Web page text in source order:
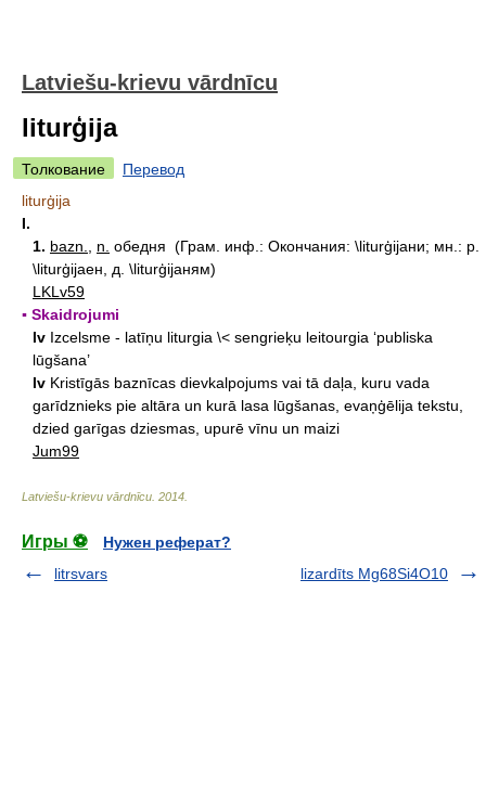
Latviešu-krievu vārdnīcu
liturģija
Толкование
Перевод
liturģija
I.
1. bazn. n. обедня (Грам. инф.: Окончания: \liturģijaни; мн.: р.
\liturģijaен, д. \liturģijaням)
LKLv59
▪ Skaidrojumi
lv Izcelsme - latīņu liturgia \< sengrieķu leitourgia ‘publiska
lūgšana’
lv Kristīgās baznīcas dievkalpojums vai tā daļa, kuru vada
garīdznieks pie altāra un kurā lasa lūgšanas, evaņģēlija tekstu,
dzied garīgas dziesmas, upurē vīnu un maizi
Jum99
Latviešu-krievu vārdnīcu 2014
Игры ⚽
Нужен реферат?
litrsvars
lizardīts Mg68Si4O10